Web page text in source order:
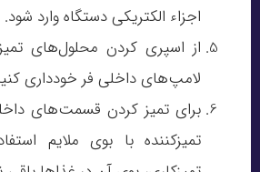
اجزاء الکتریکی دستگاه وارد شود.
از اسپری کردن محلول‌های
لامپ‌های داخلی فر خودداری
برای تمیز کردن قسمت‌های
تمیزکننده با بوی ملایم